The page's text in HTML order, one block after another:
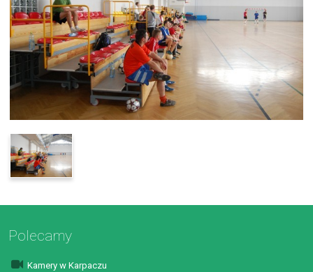
Polecamy
Kamery w Karpaczu